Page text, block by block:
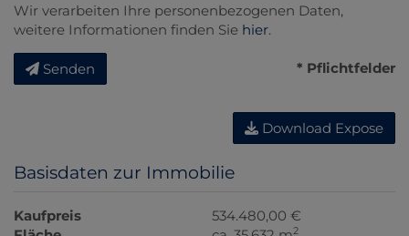
Wir verarbeiten Ihre personenbezogenen Daten,
weitere Informationen finden Sie hier.
Senden * Pflichtfelder
Download Expose
Basisdaten zur Immobilie
Kaufpreis
534.480,00 €
2